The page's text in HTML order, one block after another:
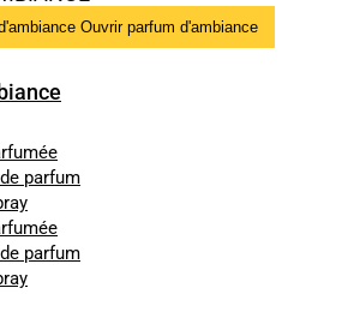
Ouvrir parfum d'ambiance
parfum
parfum